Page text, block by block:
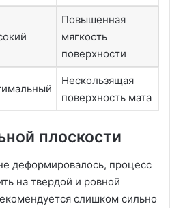
Повышенная
мягкость
поверхности
Нескользящая
поверхность мата
плоскости
деформировалось, процесс
на твердой и ровной
слишком сильно